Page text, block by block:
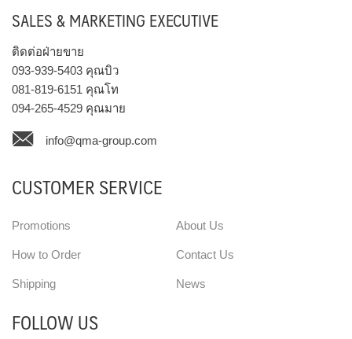
SALES & MARKETING EXECUTIVE
ติดต่อฝ่ายขาย
093-939-5403 คุณบิว
081-819-6151 คุณโท
094-265-4529 คุณมาย
info@qma-group.com
CUSTOMER SERVICE
Promotions
How to Order
Shipping
About Us
Contact Us
News
FOLLOW US